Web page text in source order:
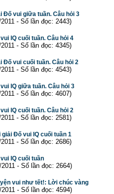
Đố vui giữa tuần. Câu hỏi 3
- Số lần đọc: 2443)
IQ cuối tuần. Câu hỏi 4
- Số lần đọc: 4345)
Đố vui cuối tuần. Câu hỏi 2
- Số lần đọc: 4543)
IQ giữa tuần. Câu hỏi 3
- Số lần đọc: 4607)
IQ cuối tuần. Câu hỏi 2
- Số lần đọc: 2581)
giải Đố vui IQ cuối tuần 1
- Số lần đọc: 2686)
IQ cuối tuần
2011 - Số lần đọc: 2664)
vui như tết!: Lời chúc vàng
2011 - Số lần đọc: 4594)